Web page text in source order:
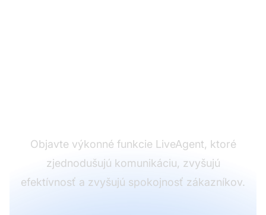
Objavte výkonné funkcie LiveAgent, ktoré
zjednodušujú komunikáciu, zvyšujú
efektívnosť a zvyšujú spokojnosť zákazníkov.